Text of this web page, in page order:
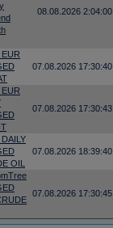
08.08.2026 2:04:00
07.08.2026 17:30:40
07.08.2026 17:30:43
OIL
07.08.2026 18:39:40
07.08.2026 17:30:45